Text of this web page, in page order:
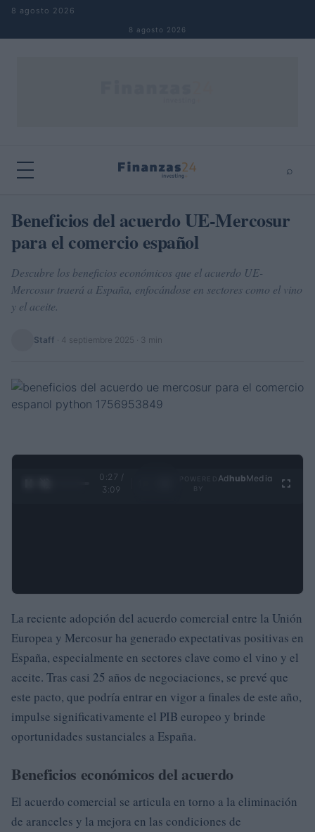
Saltar al contenido
8 agosto 2026
8 agosto 2026
⌕
Buscar ⌕ ×
Beneficios del acuerdo UE-Mercosur
para el comercio español
Descubre los beneficios económicos que el acuerdo UE-
Mercosur traerá a España, enfocándose en sectores como el vino
y el aceite.
Staff 4 septiembre 2025 · 3 min
0:28 /
3:09
Ad hubMedia
La reciente adopción del acuerdo comercial entre la Unión
Europea y Mercosur ha generado expectativas positivas en
España, especialmente en sectores clave como el vino y el
aceite. Tras casi 25 años de negociaciones, se prevé que
este pacto, que podría entrar en vigor a finales de este año,
impulse significativamente el PIB europeo y brinde
oportunidades sustanciales a España.
Beneficios económicos del acuerdo
El acuerdo comercial se articula en torno a la eliminación
de aranceles y la mejora en las condiciones de